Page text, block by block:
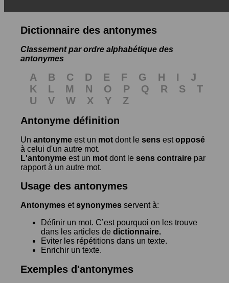
Dictionnaire des antonymes
Classement par ordre alphabétique des
antonymes
A B C D E F G H I
J
K
L M N O P Q R S
T
U
V W X Y
Z
Antonyme définition
Un antonyme est un mot dont le sens estopposé
à celui d'un autre mot.
L'antonyme est un mot dont le sens contraire par
rapport à un autre mot.
Usage des antonymes
Antonymes etsynonymes servent à:
Définir un mot. C’est pourquoi on les trouve
dans les articles de dictionnaire.
Eviter les répétitions dans un texte.
Enrichir un texte.
Exemples d'antonymes